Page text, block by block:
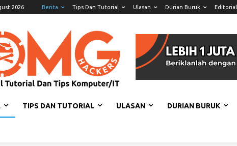
2026 Berita Tips Dan Tutorial Ulasan Durian Buruk Editorial
TIPS DAN TUTORIAL ULASAN DURIAN BURUK